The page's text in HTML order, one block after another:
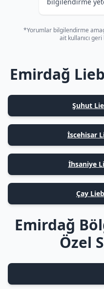
*Yorumlar bilgilendirme
ait kullanıcı
Emirdağ
Şuhut
İscehisar
İhsaniye
Çay
Emirdağ
Özel